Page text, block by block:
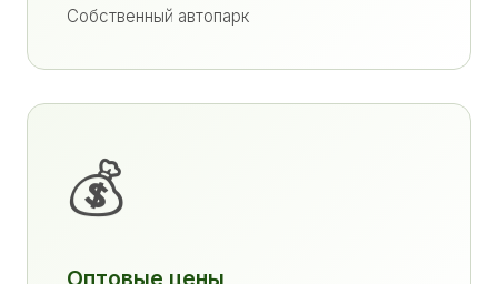
Собственный автопарк
💰
Оптовые цены